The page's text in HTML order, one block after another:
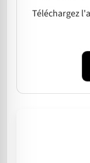
Téléchargez